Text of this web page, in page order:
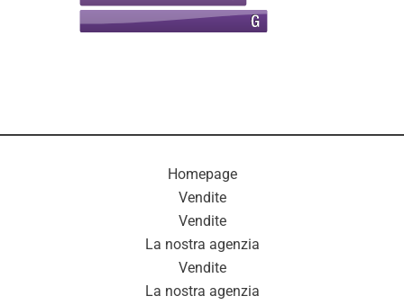
Homepage
Vendite
Vendite
La nostra agenzia
Vendite
La nostra agenzia